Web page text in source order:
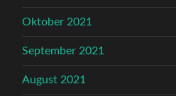
Oktober 2021
September 2021
August 2021